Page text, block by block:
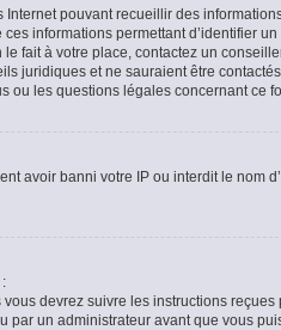
pouvant recueillir des
informations permettant d’identifier
le fait à votre place, contactez un
juridiques et ne sauraient être
ou les questions légales concernant ce
avoir banni votre IP ou interdit le nom
devrez suivre les instructions
par un administrateur avant que vous